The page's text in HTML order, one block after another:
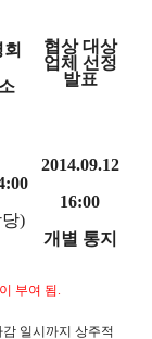
협상 대상
업체 선정
발표
)
2014.09.12
16:00
개별 통지
부여 됨.
일시까지 상주적